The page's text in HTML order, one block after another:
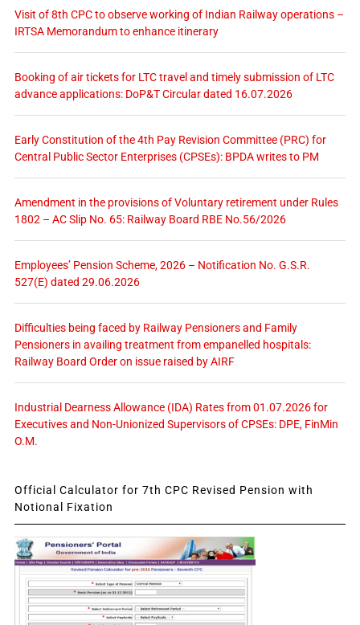
Visit of 8th CPC to observe working of Indian Railway operations –
IRTSA Memorandum to enhance itinerary
Booking of air tickets for LTC travel and timely submission of LTC
advance applications: DoP&T Circular dated 16.07.2026
Early Constitution of the 4th Pay Revision Committee (PRC) for
Central Public Sector Enterprises (CPSEs): BPDA writes to PM
Amendment in the provisions of Voluntary retirement under Rules
1802 – AC Slip No. 65: Railway Board RBE No.56/2026
Employees’ Pension Scheme, 2026 – Notification No. G.S.R.
527(E) dated 29.06.2026
Difficulties being faced by Railway Pensioners and Family
Pensioners in availing treatment from empanelled hospitals:
Railway Board Order on issue raised by AIRF
Industrial Dearness Allowance (IDA) Rates from 01.07.2026 for
Executives and Non-Unionized Supervisors of CPSEs: DPE, FinMin
O.M.
Official Calculator for 7th CPC Revised Pension with
Notional Fixation